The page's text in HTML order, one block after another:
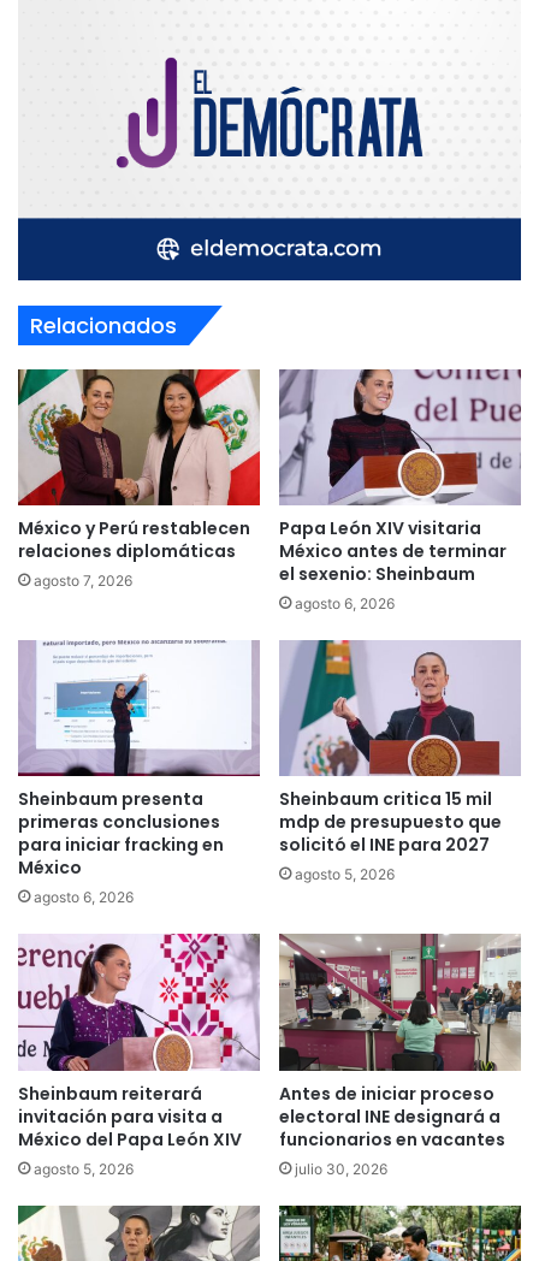
Relacionados
México y Perú restablecen
relaciones diplomáticas
agosto 7, 2026
Papa León XIV visitaria
México antes de terminar
el sexenio: Sheinbaum
agosto 6, 2026
Sheinbaum presenta
primeras conclusiones
para iniciar fracking en
México
agosto 6, 2026
Sheinbaum critica 15 mil
mdp de presupuesto que
solicitó el INE para 2027
agosto 5, 2026
Sheinbaum reiterará
invitación para visita a
México del Papa León XIV
agosto 5, 2026
Antes de iniciar proceso
electoral INE designará a
funcionarios en vacantes
julio 30, 2026